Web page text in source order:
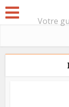
Votre